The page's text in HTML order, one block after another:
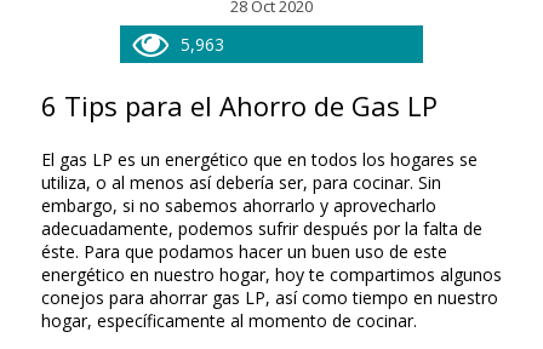
28 Oct 2020
5,963
6 Tips para el Ahorro de Gas LP
El gas LP es un energético que en todos los hogares se
utiliza, o al menos así debería ser, para cocinar. Sin
embargo, si no sabemos ahorrarlo y aprovecharlo
adecuadamente, podemos sufrir después por la falta de
éste. Para que podamos hacer un buen uso de este
energético en nuestro hogar, hoy te compartimos algunos
conejos para ahorrar gas LP, así como tiempo en nuestro
hogar, específicamente al momento de cocinar.